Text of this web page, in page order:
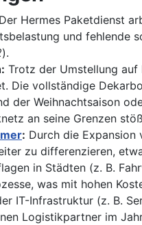
Der Hermes Paketdienst
und
).
Trotz der Umstellung
Die vollständige
der Weihnachtsaison
an seine Grenzen
: Durch die Expansion
zu differenzieren,
in Städten (z. B.
was mit hohen
IT-Infrastruktur (z. B.
Logistikpartner im